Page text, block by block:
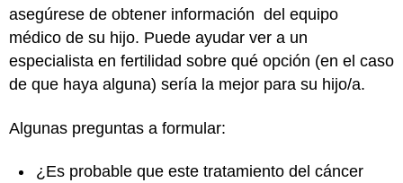
asegúrese de obtener información del equipo
médico de su hijo. Puede ayudar ver a un
especialista en fertilidad sobre qué opción (en el caso
de que haya alguna) sería la mejor para su hijo/a.
Algunas preguntas a formular:
¿Es probable que este tratamiento del cáncer